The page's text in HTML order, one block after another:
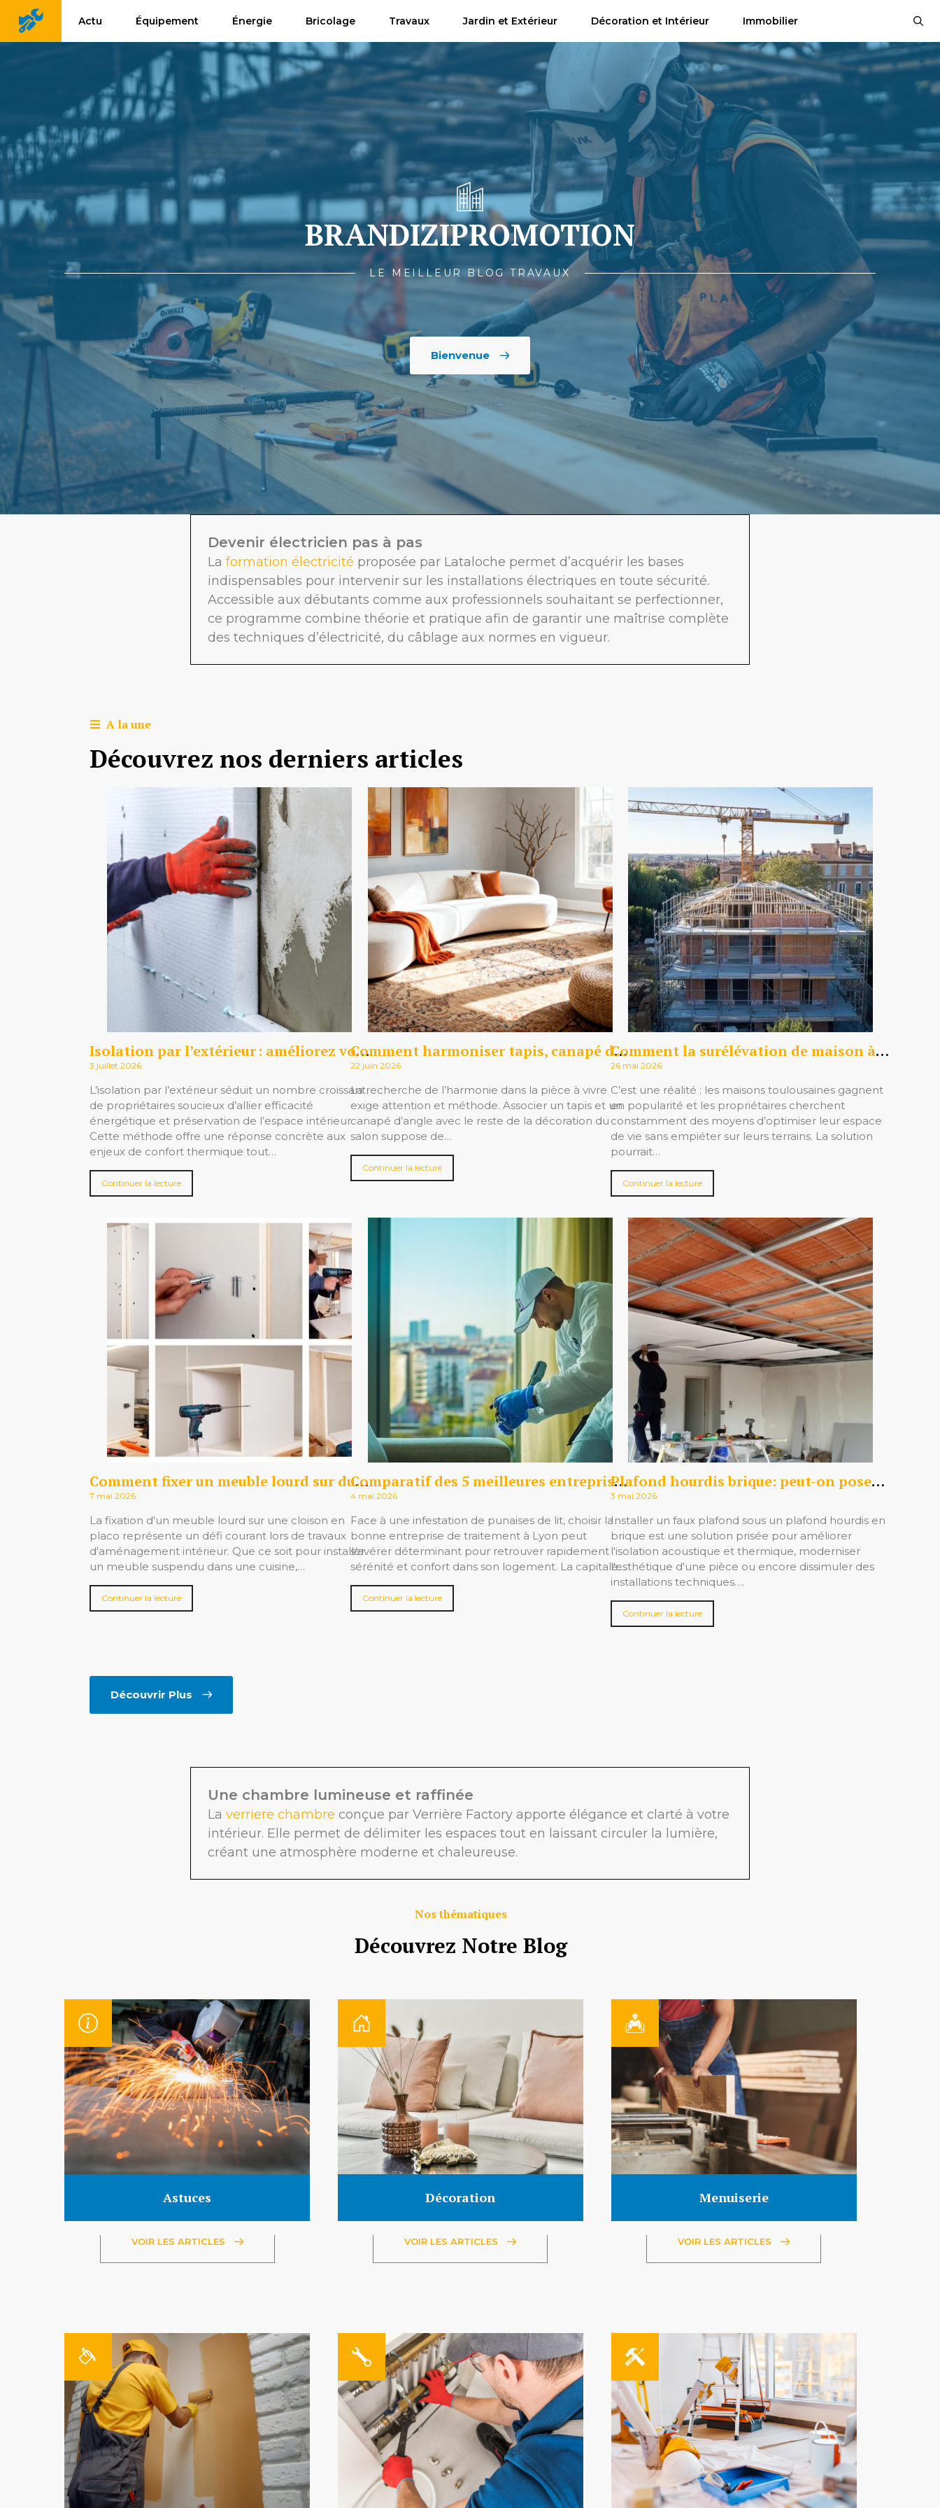
contenu
Actu Équipement Énergie Bricolage Travaux Jardin et Extérieur Décoration et Intérieur Immobilier
BRANDIZIPROMOTION
LE MEILLEUR BLOG TRAVAUX
Bienvenue
Devenir électricien pas à pas
La formation électricité proposée par Lataloche permet d’acquérir les bases
indispensables pour intervenir sur les installations électriques en toute sécurité.
Accessible aux débutants comme aux professionnels souhaitant se perfectionner,
ce programme combine théorie et pratique afin de garantir une maîtrise complète
des techniques d’électricité, du câblage aux normes en vigueur.
A la une
Découvrez nos derniers articles
Isolation par l’extérieur : améliorez votre confort sans perdre de surface habitable
3 juillet 2026
L’isolation par l’extérieur séduit un nombre croissant
de propriétaires soucieux d’allier efficacité
énergétique et préservation de l’espace intérieur.
Cette méthode offre une réponse concrète aux
enjeux de confort thermique tout…
Continuer la lecture
Comment harmoniser tapis, canapé d’angle et décoration du salon ?
22 juin 2026
La recherche de l’harmonie dans la pièce à vivre
exige attention et méthode. Associer un tapis et un
canapé d’angle avec le reste de la décoration du
salon suppose de…
Continuer la lecture
Comment la surélévation de maison à Toulouse peut transformer votre habitat
26 mai 2026
C’est une réalité : les maisons toulousaines gagnent
en popularité et les propriétaires cherchent
constamment des moyens d’optimiser leur espace
de vie sans empiéter sur leurs terrains. La solution
pourrait…
Continuer la lecture
Comment fixer un meuble lourd sur du placo : Guide complet selon le type de cloison
7 mai 2026
La fixation d'un meuble lourd sur une cloison en
placo représente un défi courant lors de travaux
d'aménagement intérieur. Que ce soit pour installer
un meuble suspendu dans une cuisine,…
Continuer la lecture
Comparatif des 5 meilleures entreprises de traitement des punaises de lit à Lyon en 2026 : méthodes et satisfaction client
4 mai 2026
Face à une infestation de punaises de lit, choisir la
bonne entreprise de traitement à Lyon peut
s'avérer déterminant pour retrouver rapidement
sérénité et confort dans son logement. La capitale…
Continuer la lecture
Plafond hourdis brique: peut-on poser un faux plafond? Comparatif des techniques, devis et conseils écologiques
3 mai 2026
Installer un faux plafond sous un plafond hourdis en
brique est une solution prisée pour améliorer
l'isolation acoustique et thermique, moderniser
l'esthétique d'une pièce ou encore dissimuler des
installations techniques….
Continuer la lecture
Découvrir Plus
Une chambre lumineuse et raffinée
La verriere chambre conçue par Verrière Factory apporte élégance et clarté à votre
intérieur. Elle permet de délimiter les espaces tout en laissant circuler la lumière,
créant une atmosphère moderne et chaleureuse.
Nos thématiques
Découvrez Notre Blog
Astuces
VOIR LES ARTICLES
Décoration
VOIR LES ARTICLES
Menuiserie
VOIR LES ARTICLES